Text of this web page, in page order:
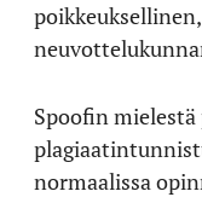
Spoofin
normaalissa